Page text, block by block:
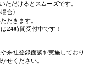
ただけるとスムーズです。
合〉
だきます。
24時間受付中です！
来社登録面談を実施しており
せください。